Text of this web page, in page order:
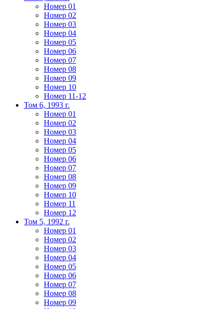
Номер 01
Номер 02
Номер 03
Номер 04
Номер 05
Номер 06
Номер 07
Номер 08
Номер 09
Номер 10
Номер 11-12
Том 6, 1993 г.
Номер 01
Номер 02
Номер 03
Номер 04
Номер 05
Номер 06
Номер 07
Номер 08
Номер 09
Номер 10
Номер 11
Номер 12
Том 5, 1992 г.
Номер 01
Номер 02
Номер 03
Номер 04
Номер 05
Номер 06
Номер 07
Номер 08
Номер 09